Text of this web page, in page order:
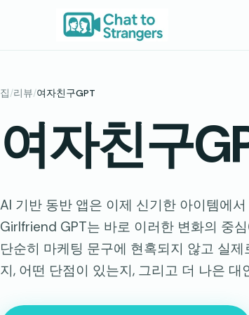
바
가
기
집/리뷰/여자친구GPT
여자친구
AI 기반 동반 앱은 이제 신기한 아이템에
Girlfriend GPT는 바로 이러한 변화의 중
단순히 마케팅 문구에 현혹되지 않고 실
지, 어떤 단점이 있는지, 그리고 더 나은